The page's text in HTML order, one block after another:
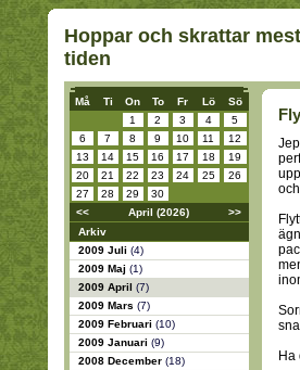
Hoppar och skrattar
tiden
Må Ti On To Fr Lö
Sö
1
2 3 4
5
6
7 8 9 10 11
12
13
14 15 16 17 18
19
20
21 22 23 24 25
26
27
28 29
30
<<
April (2026)
>>
Arkiv
2009 Juli (4)
2009 Maj (1)
2009 April (7)
2009 Mars (7)
2009 Februari (10)
2009 Januari (9)
2008 December (18)
Ha